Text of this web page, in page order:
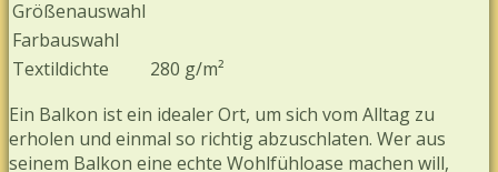
Größenauswahl
Farbauswahl
Textildichte
280 g/m²
Ein Balkon ist ein idealer Ort, um sich vom Alltag zu
erholen und einmal so richtig abzuschlaten. Wer aus
seinem Balkon eine echte Wohlfühloase machen will,